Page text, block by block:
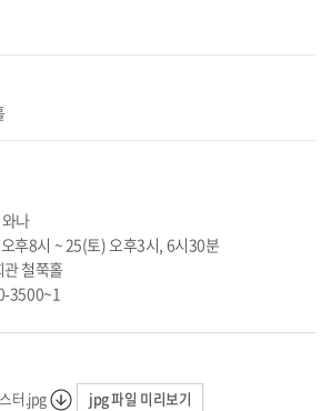
나
후8시 ~ 25(토) 오후3시, 6시30분
철쭉홀
3500~1
터.jpg jpg 파일 미리보기